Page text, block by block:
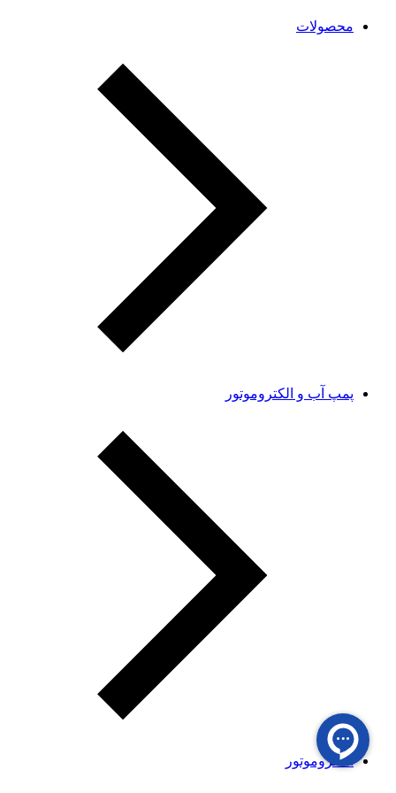
محصولات
پمپ آب و الکتروموتور
الکتروموتور